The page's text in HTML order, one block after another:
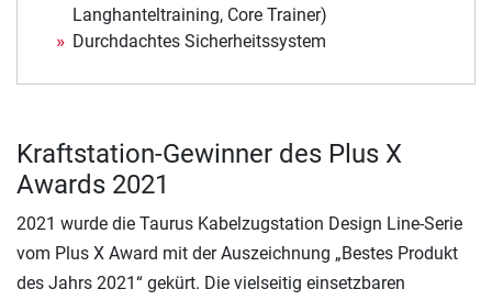
Langhanteltraining, Core Trainer)
Durchdachtes Sicherheitssystem
Kraftstation-Gewinner des Plus X
Awards 2021
2021 wurde die Taurus Kabelzugstation Design Line-Serie
vom Plus X Award mit der Auszeichnung „Bestes Produkt
des Jahrs 2021“ gekürt. Die vielseitig einsetzbaren